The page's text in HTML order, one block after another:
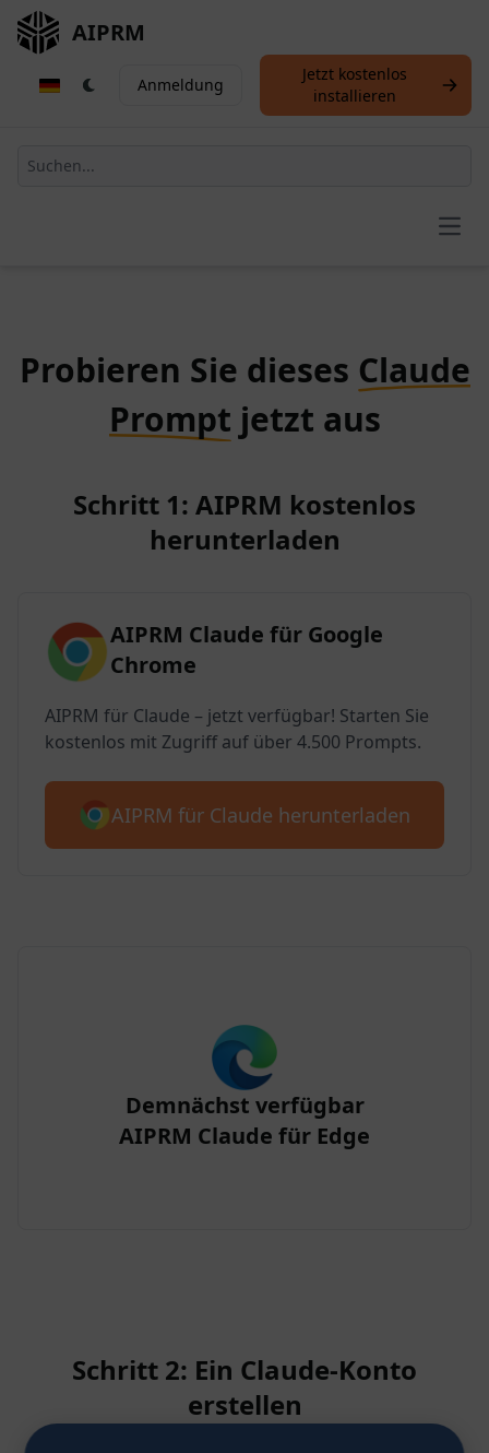
AIPRM
Anmeldung
Jetzt kostenlos
installieren
Probieren Sie dieses Claude
Prompt jetzt aus
Schritt 1: AIPRM kostenlos
herunterladen
AIPRM Claude für Google
Chrome
AIPRM für Claude – jetzt verfügbar! Starten Sie
kostenlos mit Zugriff auf über 4.500 Prompts.
AIPRM für Claude herunterladen
Demnächst verfügbar
AIPRM Claude für Edge
Schritt 2: Ein Claude-Konto
erstellen